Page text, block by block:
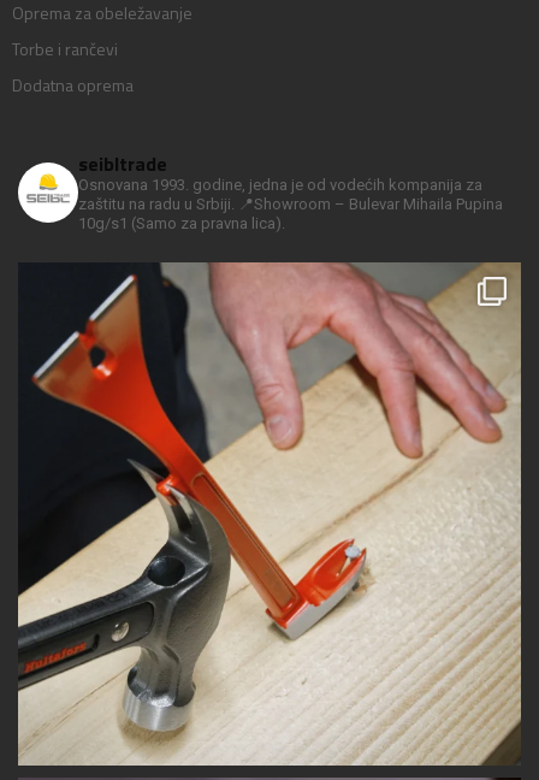
Oprema za obeležavanje
Torbe i rančevi
Dodatna oprema
seibltrade
Osnovana 1993. godine, jedna je od vodećih kompanija za
zaštitu na radu u Srbiji.
📍Showroom – Bulevar Mihaila Pupina
10g/s1 (Samo za pravna lica).